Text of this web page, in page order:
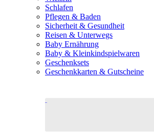
Schlafen
Pflegen & Baden
Sicherheit & Gesundheit
Reisen & Unterwegs
Baby Ernährung
Baby & Kleinkindspielwaren
Geschenksets
Geschenkkarten & Gutscheine